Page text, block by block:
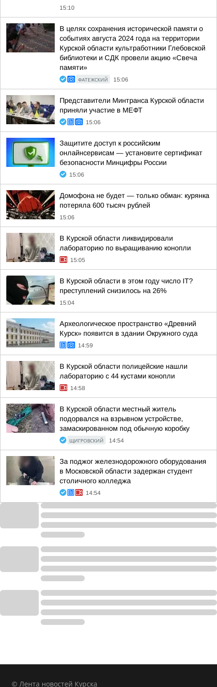
15:10
В целях сохранения исторической памяти о
событиях августа 2024 года на территории
Курской области культработники Глебовской
библиотеки и СДК провели акцию «Свеча
памяти»
ФАТЕЖСКИЙ 15:06
Представители Минтранса Курской области
приняли участие в МЕФТ
15:06
Защитите доступ к российским
онлайнсервисам — установите сертификат
безопасности Минцифры России
15:06
Домофона не будет — только обман: курянка
потеряла 600 тысяч рублей
15:06
В Курской области ликвидировали
лабораторию по выращиванию конопли
15:05
В Курской области в этом году число IT?
преступлений снизилось на 26%
15:04
Археологическое пространство «Древний
Курск» появится в здании Окружного суда
14:59
В Курской области полицейские нашли
лабораторию с 44 кустами конопли
14:58
В Курской области местный житель
подорвался на взрывном устройстве,
замаскированном под обычную коробку
ЩИГРОВСКИЙ 14:54
За поджог железнодорожного оборудования
в Московской области задержан студент
столичного колледжа
14:54
© Лента новостей Курска